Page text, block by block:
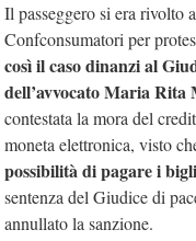
Il passeggero si era rivolto
Confconsumatori per
così il caso dinanzi al
dell’avvocato Maria Rita
contestata la mora del
moneta elettronica, visto
possibilità di pagare i
sentenza del Giudice di
annullato la sanzione.